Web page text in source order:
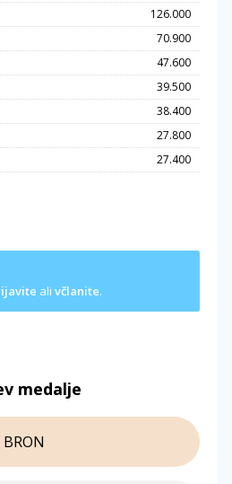
126.000
70.900
47.600
39.500
38.400
27.800
27.400
ali včlanite.
medalje
BRON